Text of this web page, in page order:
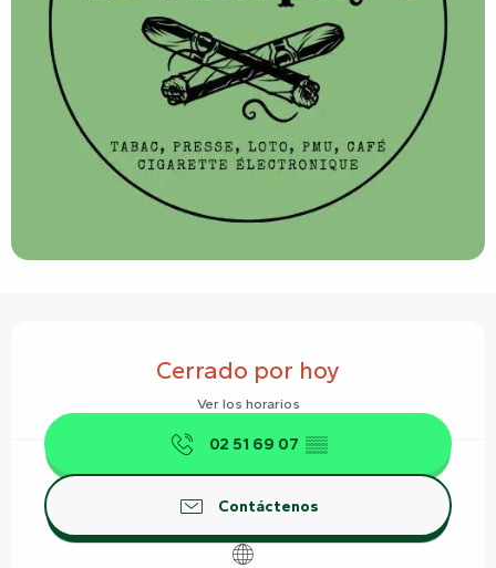
Cerrado por hoy
Ver los horarios
02 51 69 07 ▒▒
Contáctenos